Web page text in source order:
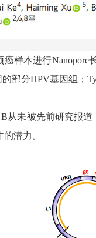
癌样本进行Nanopore
的部分HPV基因组；
从未被先前研究报
的潜力。